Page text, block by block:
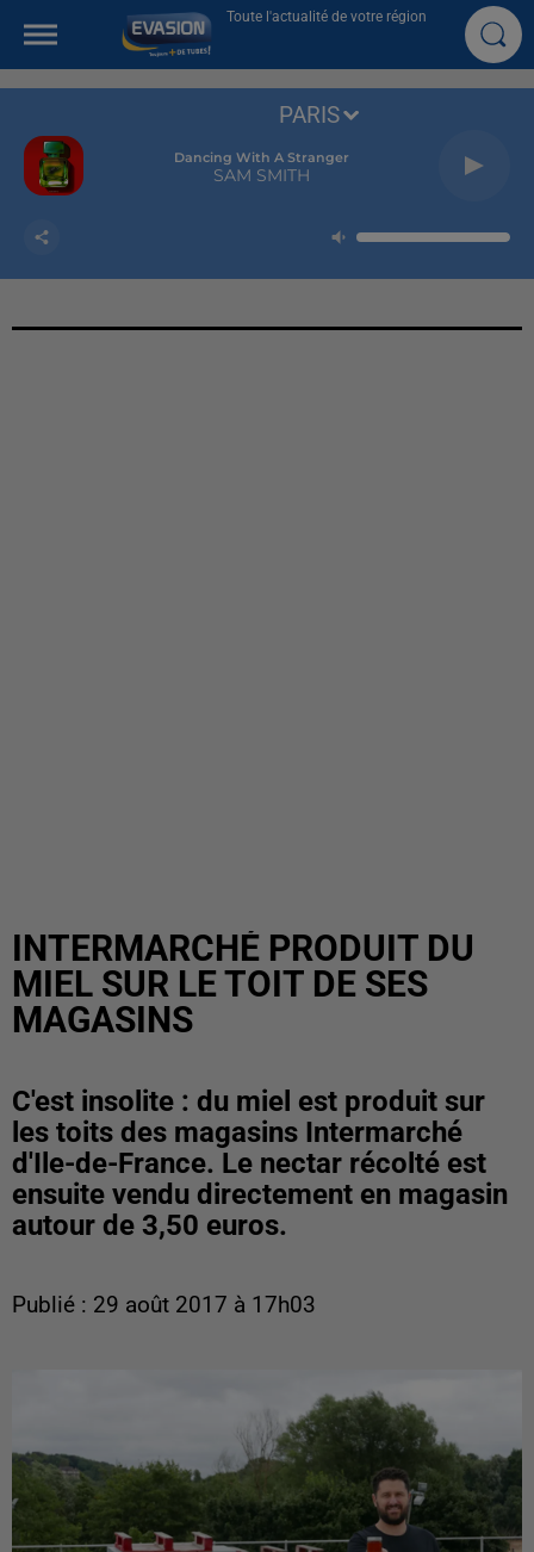
Toute l'actualité de votre région
Dancing With A Stranger
SAM SMITH
PARIS
INTERMARCHÉ PRODUIT DU
MIEL SUR LE TOIT DE SES
MAGASINS
C'est insolite : du miel est produit sur
les toits des magasins Intermarché
d'Ile-de-France. Le nectar récolté est
ensuite vendu directement en magasin
autour de 3,50 euros.
Publié : 29 août 2017 à 17h03